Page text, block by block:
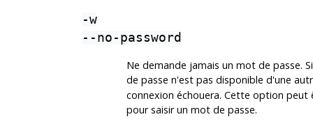
-w
--no-password
Ne demande jamais un mot de passe.
de passe n'est pas disponible d'une
connexion échouera. Cette option
pour saisir un mot de passe.